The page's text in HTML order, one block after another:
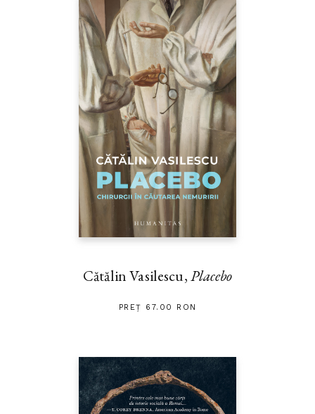
Cătălin Vasilescu,Placebo
PREȚ 67.00 RON